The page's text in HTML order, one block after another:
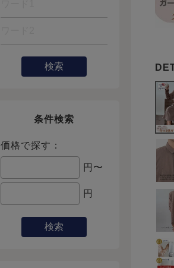
検索
条件検索
価格で探す：
円〜
円
検索